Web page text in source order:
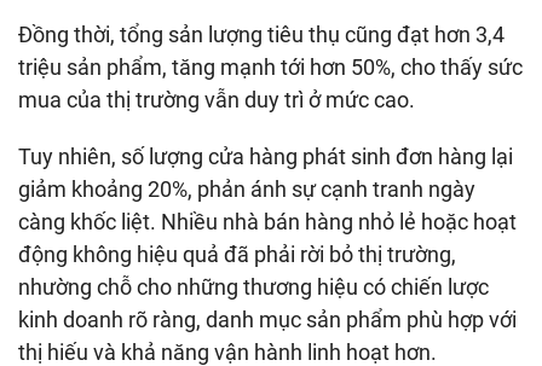
Đồng thời, tổng sản lượng tiêu thụ cũng đạt hơn 3,4
triệu sản phẩm, tăng mạnh tới hơn 50%, cho thấy sức
mua của thị trường vẫn duy trì ở mức cao.
Tuy nhiên, số lượng cửa hàng phát sinh đơn hàng lại
giảm khoảng 20%, phản ánh sự cạnh tranh ngày
càng khốc liệt. Nhiều nhà bán hàng nhỏ lẻ hoặc hoạt
động không hiệu quả đã phải rời bỏ thị trường,
nhường chỗ cho những thương hiệu có chiến lược
kinh doanh rõ ràng, danh mục sản phẩm phù hợp với
thị hiếu và khả năng vận hành linh hoạt hơn.